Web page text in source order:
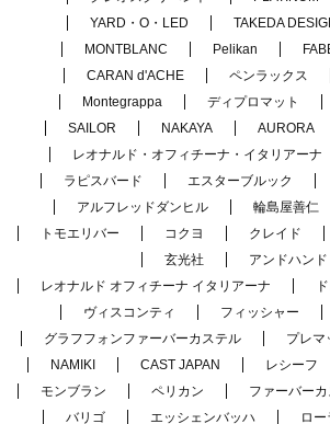
YARD・O・LED
TAKEDA
MONTBLANC
Pelikan
CARAN d'ACHE
ペンラックス
Montegrappa
ディプロマット
SAILOR
NAKAYA AURORA
レオナルド・オフィチーナ・イタリアーナ
ラピスバード
エスターブルック
アルフレッドダンヒル
輪島屋善仁
トモエリバー
コクヨ クレイド
玄光社
アンドハンド
レオナルド オフィチーナ イタリアーナ
ヴィスコンティ
フィッシャー
グラフフォンファーバーカステル
プレマ
NAMIKI
CAST JAPAN レシーフ
モンブラン
ペリカン ファーバー
バリゴ
エッシェンバッハ
ロ